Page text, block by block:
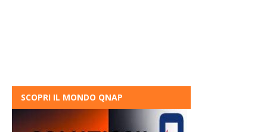
SCOPRI IL MONDO QNAP